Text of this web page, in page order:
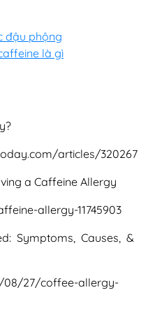
đậu phộng
là gì
articles/320267
a Caffeine Allergy
allergy-11745903
Symptoms, Causes, &
08/27/coffee-allergy-